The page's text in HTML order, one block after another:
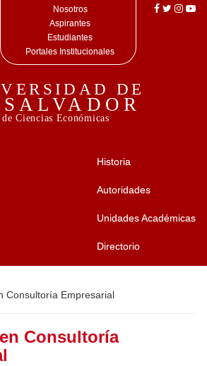
Nosotros
Aspirantes
Estudiantes
Portales Institucionales
Historia
Autoridades
Unidades Académicas
Directorio
Consultoría Empresarial
Consultoría